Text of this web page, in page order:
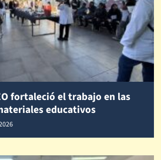
fortaleció el trabajo en las
educativos